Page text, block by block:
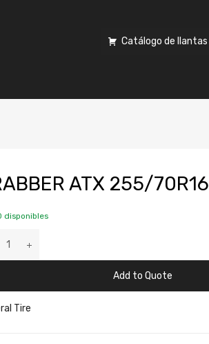
Catálogo de llantas
ATX 255/70R16
disponibles
Add to Quote
Tire